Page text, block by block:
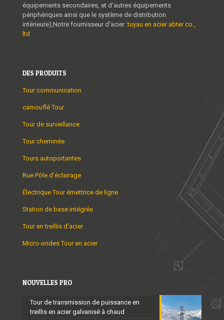
équipements secondaires, et d'autres équipements
périphériques ainsi que le système de distribution
intérieure),Notre fournisseur d'acier :tuyau en acier abter co.,
ltd
DES PRODUITS
Tour communication
camouflé Tour
Tour de surveillance
Tour cheminée
Tours autoportantes
Rue Pôle d'éclairage
Électrique Tour émettrice de ligne
Station de base intégrée
Tour en treillis d'acier
Micro-ondes Tour en acier
NOUVELLES PRO
Tour de transmission de puissance en
treillis en acier galvanisé à chaud